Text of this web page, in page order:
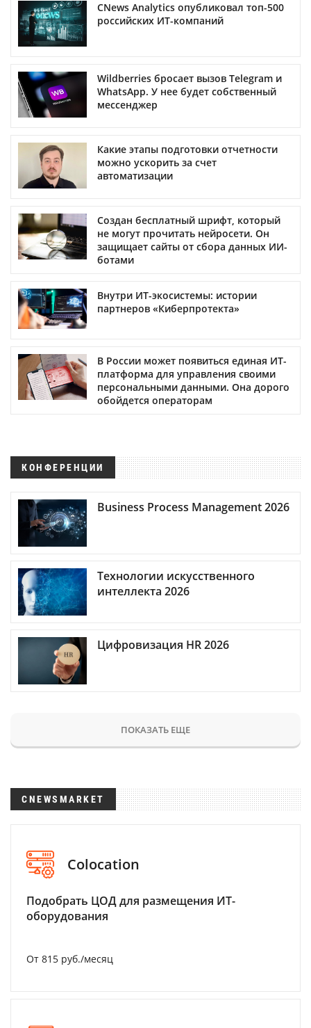
CNews Analytics опубликовал топ-500
российских ИТ-компаний
Wildberries бросает вызов Telegram и
WhatsApp. У нее будет собственный
мессенджер
Какие этапы подготовки отчетности
можно ускорить за счет
автоматизации
Создан бесплатный шрифт, который
не могут прочитать нейросети. Он
защищает сайты от сбора данных ИИ-
ботами
Внутри ИТ-экосистемы: истории
партнеров «Киберпротекта»
В России может появиться единая ИТ-
платформа для управления своими
персональными данными. Она дорого
обойдется операторам
КОНФЕРЕНЦИИ
Business Process Management 2026
Технологии искусственного
интеллекта 2026
Цифровизация HR 2026
ПОКАЗАТЬ ЕЩЕ
CNEWSMARKET
Colocation
Подобрать ЦОД для размещения ИТ-
оборудования
От 815 руб./месяц